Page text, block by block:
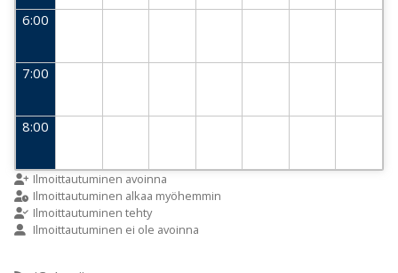
6:00
7:00
8:00
9:00
10:00
Ilmoittautuminen avoinna
Ilmoittautuminen alkaa myöhemmin
Ilmoittautuminen tehty
Ilmoittautuminen ei ole avoinna